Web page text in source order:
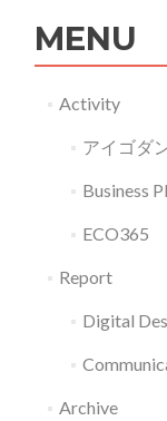
MENU
Activity
アイゴダ
Business
ECO365
Report
Digital
Archive